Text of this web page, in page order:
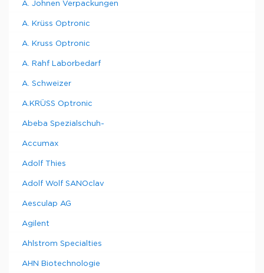
A. Johnen Verpackungen
A. Krüss Optronic
A. Kruss Optronic
A. Rahf Laborbedarf
A. Schweizer
A.KRÜSS Optronic
Abeba Spezialschuh-
Accumax
Adolf Thies
Adolf Wolf SANOclav
Aesculap AG
Agilent
Ahlstrom Specialties
AHN Biotechnologie